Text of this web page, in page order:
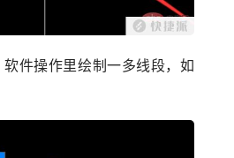
软件操作里绘制一多线段，如